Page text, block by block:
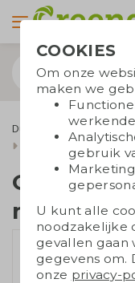
Duurzame tassen
Katoenen rugzakjes
met
COOKIES
Om onze
maken we
gebruik
U kunt alle
noodzakelijke
gevallen
gegevens om.
onze privacy-